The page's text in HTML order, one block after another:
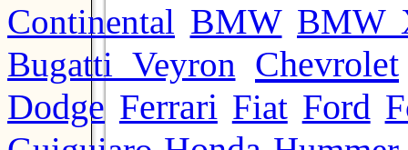
Continental BMW BMW
Bugatti Veyron Chevrolet
Dodge Ferrari Fiat Ford